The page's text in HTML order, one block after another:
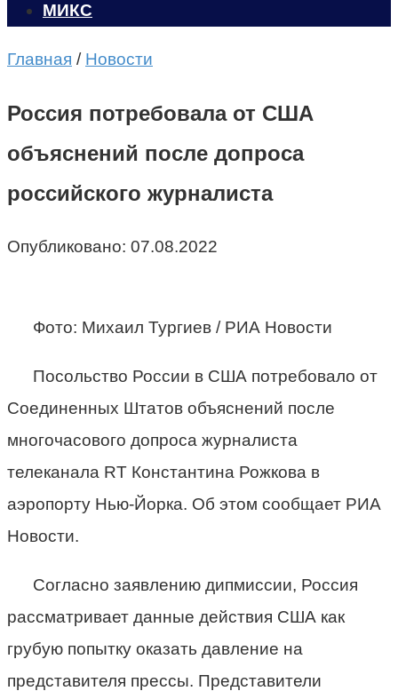
МИКС
Главная / Новости
Россия потребовала от США
объяснений после допроса
российского журналиста
Опубликовано: 07.08.2022
Фото: Михаил Тургиев / РИА Новости
Посольство России в США потребовало от
Соединенных Штатов объяснений после
многочасового допроса журналиста
телеканала RT Константина Рожкова в
аэропорту Нью-Йорка. Об этом сообщает РИА
Новости.
Согласно заявлению дипмиссии, Россия
рассматривает данные действия США как
грубую попытку оказать давление на
представителя прессы. Представители